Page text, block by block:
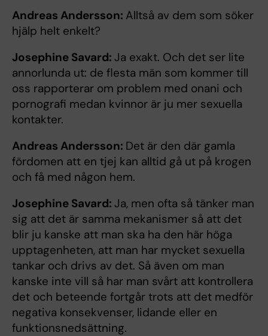
Andreas Andersson: Alltså av dem som söker
hjälp helt enkelt?
Josephine Savard: Ja exakt. Och det ser lite
annorlunda ut: de flesta män som kommer till
oss rapporterar om problem med onani och
pornografi medan kvinnor är ju mer sexuella
kontakter.
Andreas Andersson: Det är den där gamla
fördomen att en tjej kan alltid gå ut på krogen
och få med någon hem.
Josephine Savard: Ja, men ofta så tänker man
sig att det är samma mekanismer så att det
blir ju kanske att man ska ha den här höga
upptagenheten, att man har mycket sexuella
tankar och drivs av det. Så även om man
kanske inte vill så har man svårt att kontrollera
det och beteende fortgår trots att det medför
negativa konsekvenser, lidande eller en
funktionsnedsättning.